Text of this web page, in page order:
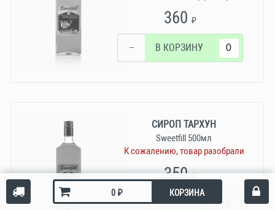
₽ КОРЗИНА
360₽
− В КОРЗИНУ
СИРОП ТАРХУН
Sweetfill 500мл
К сожалению, товар разобрали
350₽
− В КОРЗИНУ